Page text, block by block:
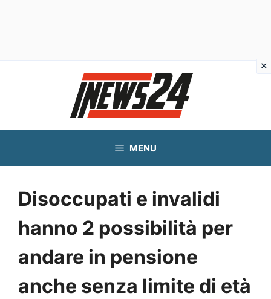
MENU
Disoccupati e invalidi
hanno 2 possibilità per
andare in pensione
anche senza limite di età